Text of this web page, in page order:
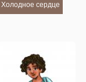
Холодное сердце